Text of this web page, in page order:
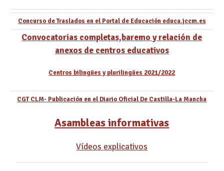
Concurso de Traslados en el Portal de Educación educa.jccm.es
Convocatorias completas,baremo y relación de
anexos de centros educativos
Centros bilingües y plurilingües 2021/2022
CGT CLM- Publicación en el Diario Oficial De Castilla-La Mancha
Asambleas informativas
Vídeos explicativos